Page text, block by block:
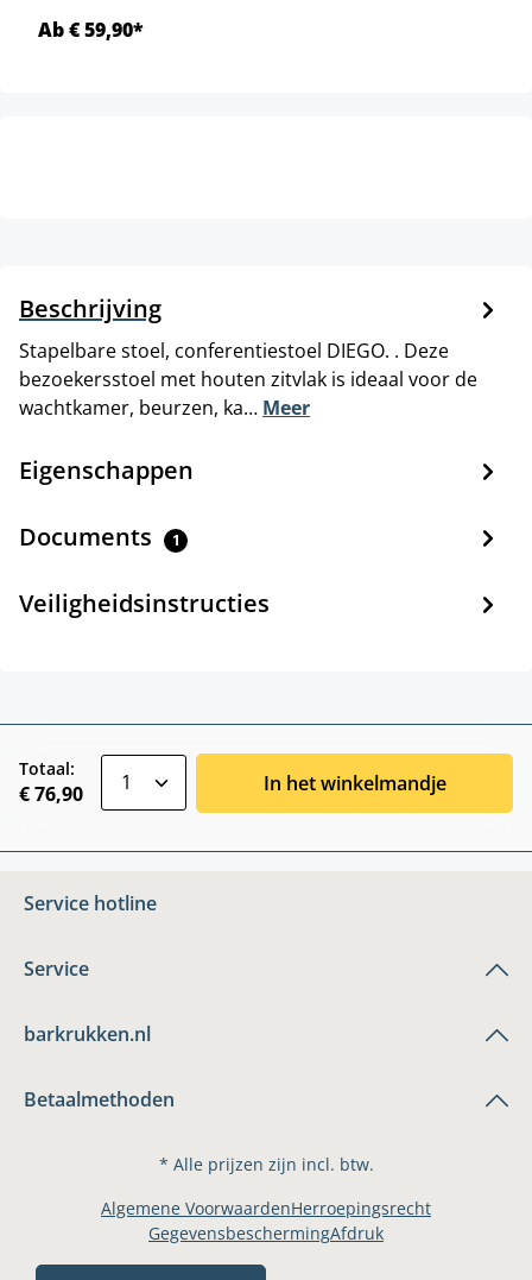
Ab € 59,90*
Beschrijving
Stapelbare stoel, conferentiestoel DIEGO. . Deze
bezoekersstoel met houten zitvlak is ideaal voor de
wachtkamer, beurzen, ka… Meer
Eigenschappen
Documents 1
Veiligheidsinstructies
Totaal:
€ 76,90 In het winkelmandje
Service hotline
Service
barkrukken.nl
Betaalmethoden
* Alle prijzen zijn incl. btw.
Algemene VoorwaardenHerroepingsrecht
GegevensbeschermingAfdruk